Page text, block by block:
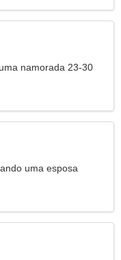
namorada 23-30
uma esposa